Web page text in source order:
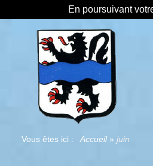
En poursuivant
Vous êtes ici : Accueil » juin